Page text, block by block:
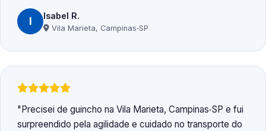
I Isabel R.
Vila Marieta, Campinas‑SP
Precisei de guincho na Vila Marieta, Campinas‑SP e fui
surpreendido pela agilidade e cuidado no transporte do